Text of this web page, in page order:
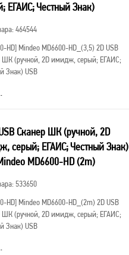
ЕГАИС; Честный Знак)
464544
HD] Mindeo MD6600-HD_(3,5) 2D USB
ШК (ручной, 2D имидж, серый; ЕГАИС;
Знак) USB
USB Сканер ШК (ручной, 2D
серый; ЕГАИС; Честный Знак)
MD6600-HD (2m)
533650
HD] Mindeo MD6600-HD_(2m) 2D USB
ШК (ручной, 2D имидж, серый; ЕГАИС;
Знак) USB